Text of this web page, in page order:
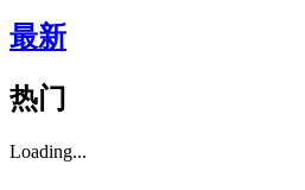
最新
热门
Loading...